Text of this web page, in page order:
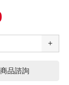
+
商品諮詢